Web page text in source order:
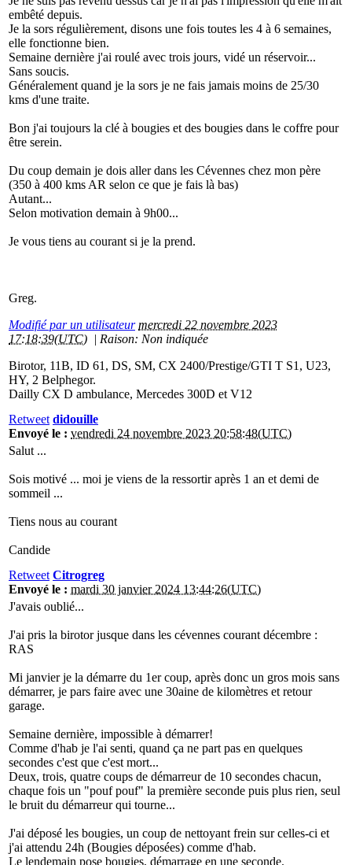
embêté depuis.
Je la sors régulièrement, disons une fois toutes les 4 à 6 semaines,
elle fonctionne bien.
Semaine dernière j'ai roulé avec trois jours, vidé un réservoir...
Sans soucis.
Généralement quand je la sors je ne fais jamais moins de 25/30
kms d'une traite.
Bon j'ai toujours la clé à bougies et des bougies dans le coffre pour
être serein.
Du coup demain je dois aller dans les Cévennes chez mon père
(350 à 400 kms AR selon ce que je fais là bas)
Autant...
Selon motivation demain à 9h00...
Je vous tiens au courant si je la prend.
Greg.
Modifié par un utilisateur mercredi 22 novembre 2023
17:18:39(UTC) | Raison: Non indiquée
Birotor, 11B, ID 61, DS, SM, CX 2400/Prestige/GTI T S1, U23,
HY, 2 Belphegor.
Dailly CX D ambulance, Mercedes 300D et V12
Retweet didouille
Envoyé le : vendredi 24 novembre 2023 20:58:48(UTC)
Salut ...
Sois motivé ... moi je viens de la ressortir après 1 an et demi de
sommeil ...
Tiens nous au courant
Candide
Retweet Citrogreg
Envoyé le : mardi 30 janvier 2024 13:44:26(UTC)
J'avais oublié...
J'ai pris la birotor jusque dans les cévennes courant décembre :
RAS
Mi janvier je la démarre du 1er coup, après donc un gros mois sans
démarrer, je pars faire avec une 30aine de kilomètres et retour
garage.
Semaine dernière, impossible à démarrer!
Comme d'hab je l'ai senti, quand ça ne part pas en quelques
secondes c'est que c'est mort...
Deux, trois, quatre coups de démarreur de 10 secondes chacun,
chaque fois un "pouf pouf" la première seconde puis plus rien, seul
le bruit du démarreur qui tourne...
J'ai déposé les bougies, un coup de nettoyant frein sur celles-ci et
j'ai attendu 24h (Bougies déposées) comme d'hab.
Le lendemain pose bougies, démarrage en une seconde.